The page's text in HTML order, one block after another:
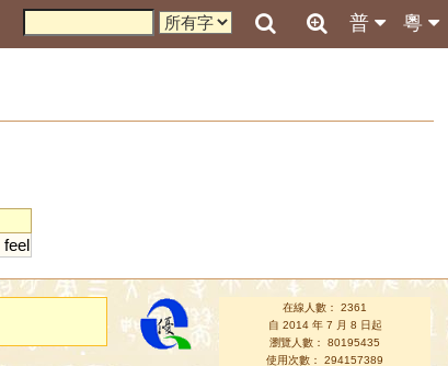
粵
普
feel
在線人數： 2361
自 2014 年 7 月 8 日起
瀏覽人數： 80195435
使用次數： 294157389